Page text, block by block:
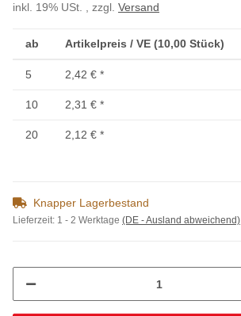
inkl. 19% USt. , zzgl. Versand
ab Artikelpreis / VE (10,00 Stück)
5 2,42 € *
10 2,31 € *
20 2,12 € *
Knapper Lagerbestand
Lieferzeit: 1 - 2 Werktage (DE - Ausland abweichend)